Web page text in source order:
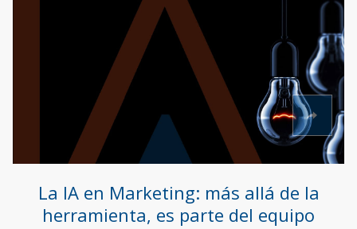
La IA en Marketing: más allá de la
herramienta, es parte del equipo